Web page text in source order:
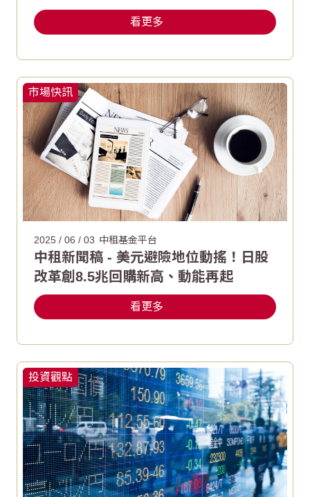
看更多
市場快訊
2025 / 06 / 03 中租基金平台
中租新聞稿 - 美元避險地位動搖！日股
改革創8.5兆回購新高、動能再起
看更多
投資觀點